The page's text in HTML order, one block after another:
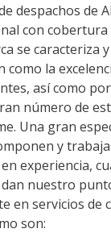
despachos de
con cobertura
se caracteriza
como la
así como
número de
Una gran
y
experiencia,
nuestro
en servicios de
son: